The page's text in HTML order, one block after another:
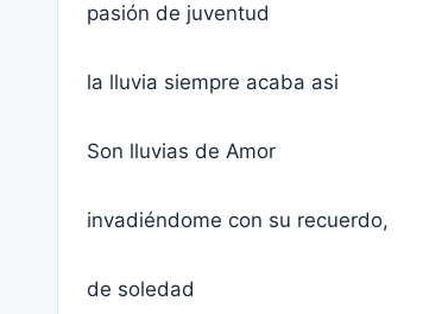
pasión de juventud
la lluvia siempre acaba asi
Son lluvias de Amor
invadiéndome con su recuerdo,
de soledad